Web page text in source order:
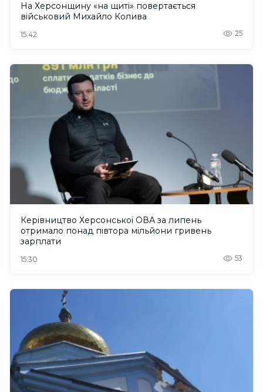
На Херсонщину «на щиті» повертається
військовий Михайло Колива
15:42 25
Керівництво Херсонської ОВА за липень
отримало понад півтора мільйони гривень
зарплати
15:30 53